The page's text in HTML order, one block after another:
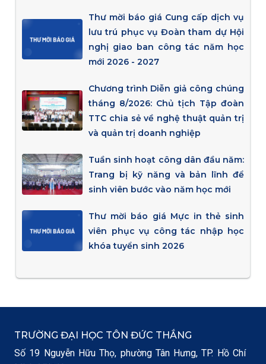
Thư mời báo giá Cung cấp dịch vụ
lưu trú phục vụ Đoàn tham dự Hội
nghị giao ban công tác năm học
mới 2026 - 2027
Chương trình Diễn giả công chúng
tháng 8/2026: Chủ tịch Tập đoàn
TTC chia sẻ về nghệ thuật quản trị
và quản trị doanh nghiệp
Tuần sinh hoạt công dân đầu năm:
Trang bị kỹ năng và bản lĩnh để
sinh viên bước vào năm học mới
Thư mời báo giá Mực in thẻ sinh
viên phục vụ công tác nhập học
khóa tuyển sinh 2026
TRƯỜNG ĐẠI HỌC TÔN ĐỨC THẮNG
Số 19 Nguyễn Hữu Thọ, phường Tân Hưng, TP. Hồ Chí